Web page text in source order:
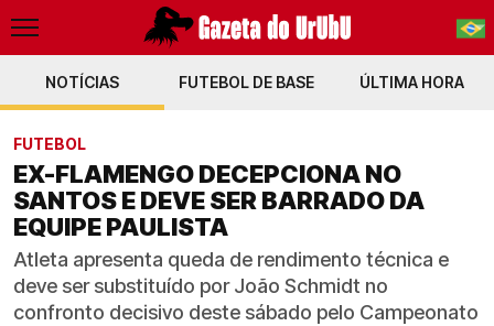
PT-BR
NOTÍCIAS FUTEBOL DE BASE ÚLTIMA HORA
FUTEBOL
EX-FLAMENGO DECEPCIONA NO
SANTOS E DEVE SER BARRADO DA
EQUIPE PAULISTA
Atleta apresenta queda de rendimento técnica e
deve ser substituído por João Schmidt no
confronto decisivo deste sábado pelo Campeonato